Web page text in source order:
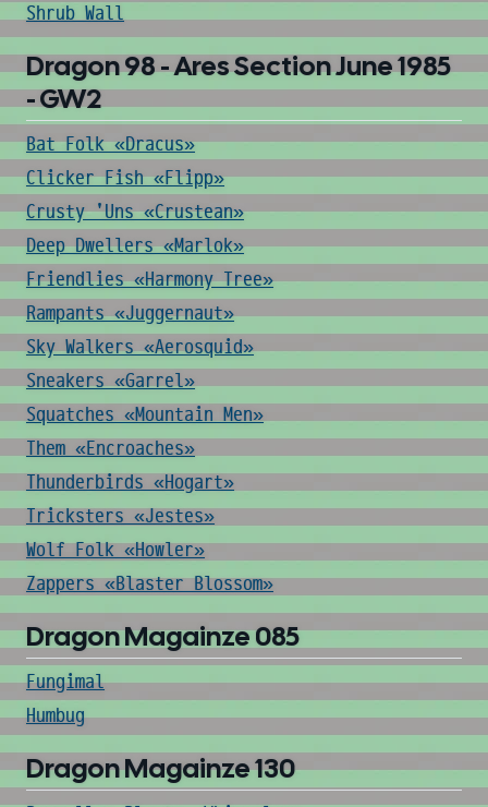
Shrub Wall
Dragon 98 - Ares Section June 1985
- GW2
Bat Folk «Dracus»
Clicker Fish «Flipp»
Crusty 'Uns «Crustean»
Deep Dwellers «Marlok»
Friendlies «Harmony Tree»
Rampants «Juggernaut»
Sky Walkers «Aerosquid»
Sneakers «Garrel»
Squatches «Mountain Men»
Them «Encroaches»
Thunderbirds «Hogart»
Tricksters «Jestes»
Wolf Folk «Howler»
Zappers «Blaster Blossom»
Dragon Magainze 085
Fungimal
Humbug
Dragon Magainze 130